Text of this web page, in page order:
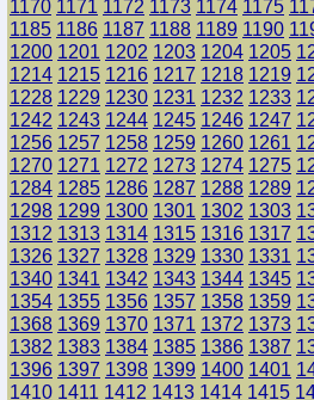
1170 1171 1172 1173 1174 1175
1185 1186 1187 1188 1189 1190
1200 1201 1202 1203 1204 1205
1214 1215 1216 1217 1218 1219
1228 1229 1230 1231 1232 1233
1242 1243 1244 1245 1246 1247
1256 1257 1258 1259 1260 1261
1270 1271 1272 1273 1274 1275
1284 1285 1286 1287 1288 1289
1298 1299 1300 1301 1302 1303
1312 1313 1314 1315 1316 1317
1326 1327 1328 1329 1330 1331
1340 1341 1342 1343 1344 1345
1354 1355 1356 1357 1358 1359
1368 1369 1370 1371 1372 1373
1382 1383 1384 1385 1386 1387
1396 1397 1398 1399 1400 1401
1410 1411 1412 1413 1414 1415